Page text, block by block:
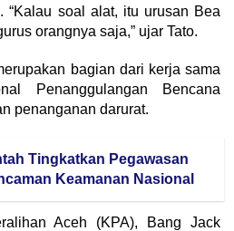
“Kalau soal alat, itu urusan Bea
orangnya saja,” ujar Tato.
bagian dari kerja sama
Penanggulangan Bencana
penanganan darurat.
Tingkatkan Pegawasan
Keamanan Nasional
Aceh (KPA), Bang Jack